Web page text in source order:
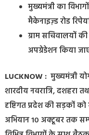
मुख्यमंत्री का
मैकेनाइज़्ड रोड
ग्राम सचिवालयों
अपग्रेडेशन किया
LUCKNOW : मुख्यमंत्री
शारदीय नवरात्रि, दशहरा
दृष्टिगत प्रदेश की सड़कों
अभियान 10 अक्टूबर तक